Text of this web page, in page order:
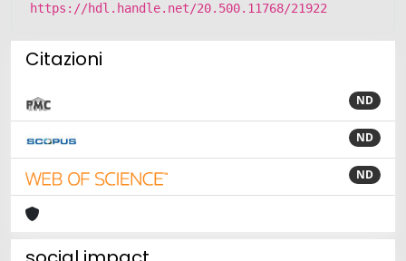
https://hdl.handle.net/20.500.11768/21922
Citazioni
ND
ND
ND